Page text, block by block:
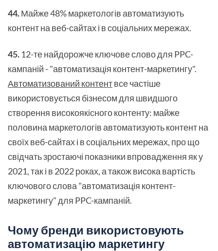
44.Майже 48% маркетологів автоматизують
контент на веб-сайтах і в соціальних мережах.
45. 12-те найдорожче ключове слово для PPC-
кампаній - "автоматизація контент-маркетингу".
Автоматизований контентвсе частіше
використовується бізнесом для швидшого
створення високоякісного контенту: майже
половина маркетологів автоматизують контент на
своїх веб-сайтах і в соціальних мережах, про що
свідчать зростаючі показники впровадження як у
2021, так і в 2022 роках, а також висока вартість
ключового слова "автоматизація контент-
маркетингу" для PPC-кампаній.
Чому бренди використовують
автоматизацію маркетингу